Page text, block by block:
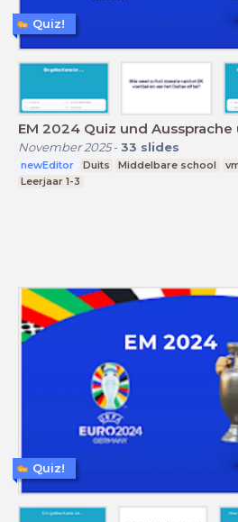
EM 2024 Quiz und Aussprache
November 2025- 33 slides
newEditor Duits Middelbare school
Leerjaar 1-3
Quiz!
Quiz!